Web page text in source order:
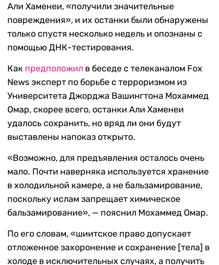
Али Хаменеи, «получили значительные
повреждения», и их останки были обнаружены
только спустя несколько недель и опознаны с
помощью ДНК-тестирования.
Как предположил в беседе с телеканалом Fox
News эксперт по борьбе с терроризмом из
Университета Джорджа Вашингтона Мохаммед
Омар, скорее всего, останки Али Хаменеи
удалось сохранить, но вряд ли они будут
выставлены напоказ открыто.
«Возможно, для предъявления осталось очень
мало. Почти наверняка используется хранение
в холодильной камере, а не бальзамирование,
поскольку ислам запрещает химическое
бальзамирование», — пояснил Мохаммед Омар.
По его словам, «шиитское право допускает
отложенное захоронение и сохранение [тела] в
холоде в исключительных случаях, а получить